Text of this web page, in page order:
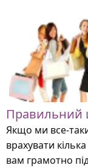
Правильний
Якщо ми все-
врахувати
вам грамотно